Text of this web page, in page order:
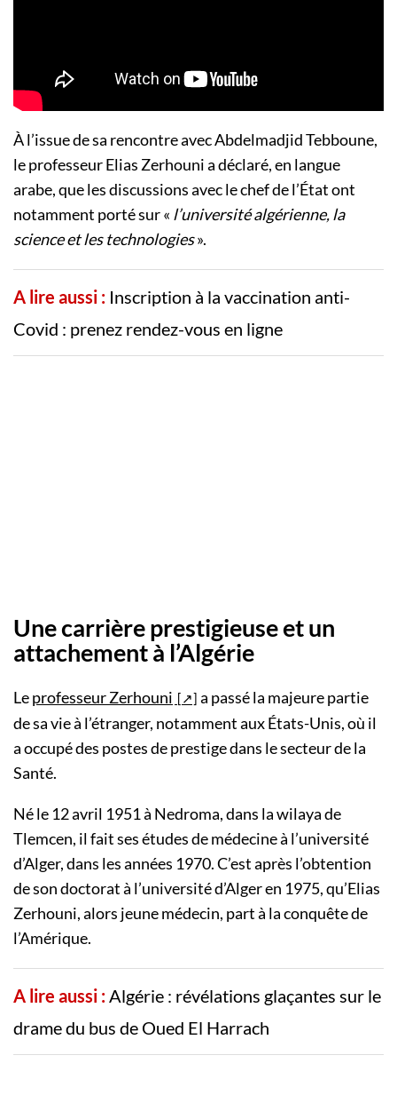
À l’issue de sa rencontre avec Abdelmadjid Tebboune,
le professeur Elias Zerhouni a déclaré, en langue
arabe, que les discussions avec le chef de l’État ont
notamment porté sur « l’université algérienne, la
science et les technologies».
A lire aussi : Inscription à la vaccination anti-
Covid : prenez rendez-vous en ligne
Une carrière prestigieuse et un
attachement à l’Algérie
Leprofesseur Zerhouni
a passé la majeure partie
de sa vie à l’étranger, notamment aux États-Unis, où il
a occupé des postes de prestige dans le secteur de la
Santé.
Né le 12 avril 1951 à Nedroma, dans la wilaya de
Tlemcen, il fait ses études de médecine à l’université
d’Alger, dans les années 1970. C’est après l’obtention
de son doctorat à l’université d’Alger en 1975, qu’Elias
Zerhouni, alors jeune médecin, part à la conquête de
l’Amérique.
A lire aussi :Algérie : révélations glaçantes sur le
drame du bus de Oued El Harrach